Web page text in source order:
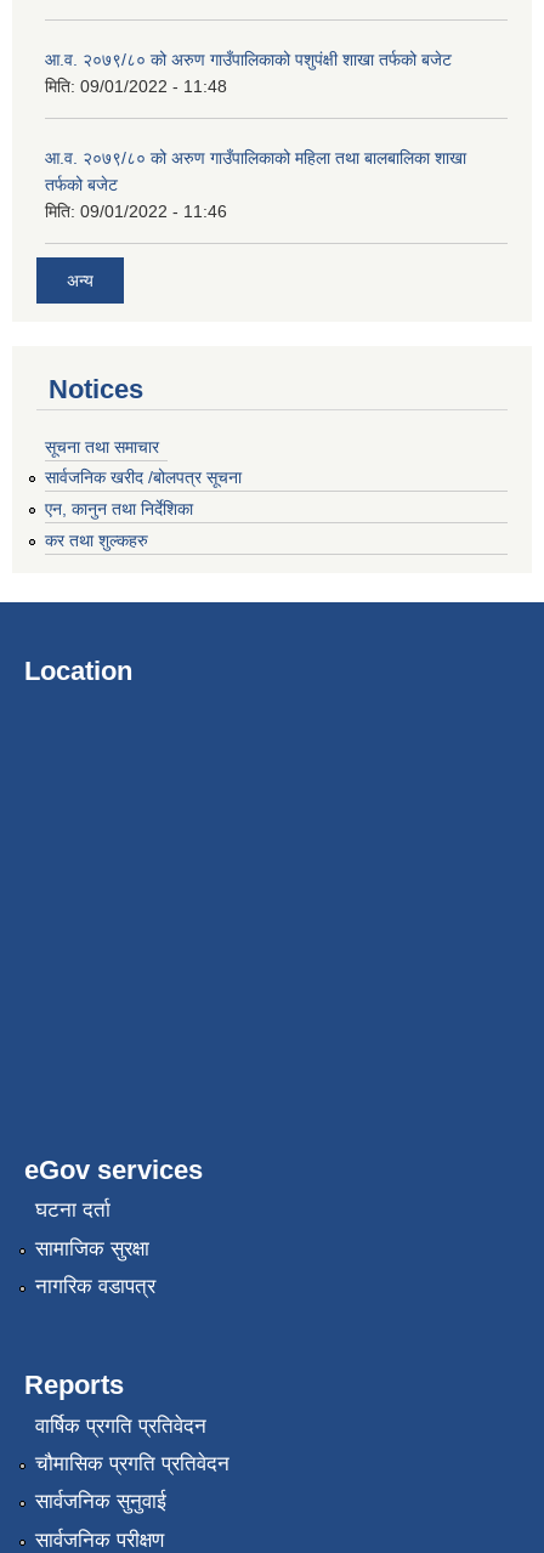
आ.व. २०७९/८० को अरुण गाउँपालिकाको पशुपंक्षी शाखा तर्फको बजेट
मिति: 09/01/2022 - 11:48
आ.व. २०७९/८० को अरुण गाउँपालिकाको महिला तथा बालबालिका शाखा
तर्फको बजेट
मिति: 09/01/2022 - 11:46
अन्य
Notices
सूचना तथा समाचार
सार्वजनिक खरीद /बोलपत्र सूचना
एन, कानुन तथा निर्देशिका
कर तथा शुल्कहरु
Location
eGov services
घटना दर्ता
सामाजिक सुरक्षा
नागरिक वडापत्र
Reports
वार्षिक प्रगति प्रतिवेदन
चौमासिक प्रगति प्रतिवेदन
सार्वजनिक सुनुवाई
सार्वजनिक परीक्षण